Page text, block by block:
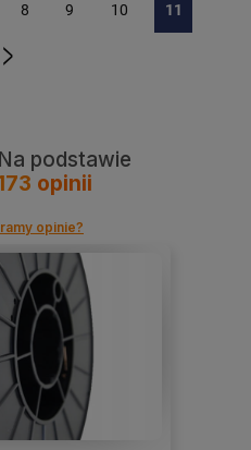
8 9 10 11
Na podstawie
opinii
opinie?